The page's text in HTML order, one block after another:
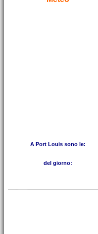
A Port Louis sono le:
del giorno: